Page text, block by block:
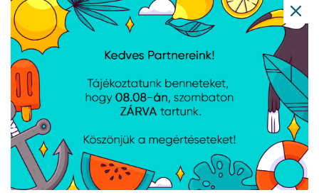
Üzemi
körülmények
Üzemi
hőmérséklettartomány
(T-T)
Relatív üzemi
páratartalom-
tartomány